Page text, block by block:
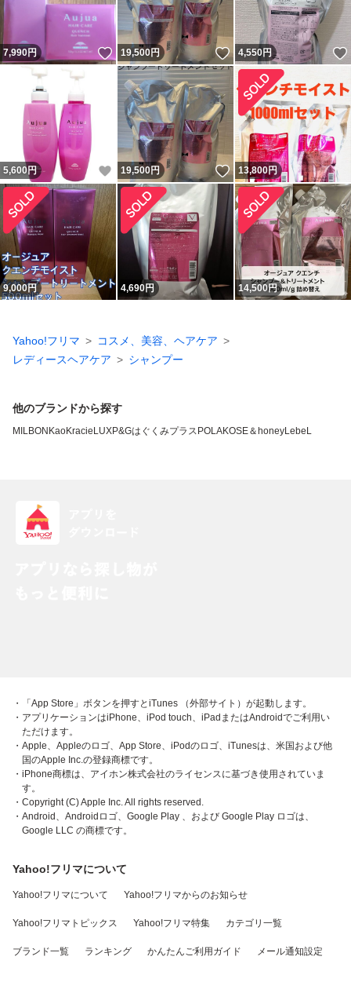
7,990円 いいね！
19,500円 いいね！
4,550円
5,600円 いいね！
19,500円 いいね！
13,800円
9,000円 4,690円 14,500円
Yahoo!フリマ
コスメ、美容、ヘアケア
レディースヘアケア
シャンプー
他のブランドから探す
MILBON KaoKracie LUXP&Gはぐくみプラス POLAKOSE＆honeyLebeL
・「App Store」ボタンを押すとiTunes （外部サイト）が起動します。
・アプリケーションはiPhone、iPod touch、iPadまたはAndroidでご利用い
ただけます。
・Apple、Appleのロゴ、App Store、iPodのロゴ、iTunesは、米国および他
国のApple Inc.の登録商標です。
・iPhone商標は、アイホン株式会社のライセンスに基づき使用されていま
す。
・Copyright (C) Apple Inc. All rights reserved.
・Android、Androidロゴ、Google Play 、および Google Play ロゴは、
Google LLC の商標です。
Yahoo!フリマについて
Yahoo!フリマについて Yahoo!フリマからのお知らせ
Yahoo!フリマトピックス Yahoo!フリマ特集 カテゴリ一覧
ブランド一覧 ランキング かんたんご利用ガイド メール通知設定